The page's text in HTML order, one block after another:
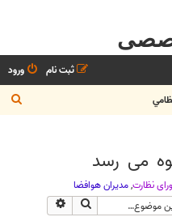
ورود
ثبت نام
س
می رسد
نظارت,مديران هوافضا
جستجو